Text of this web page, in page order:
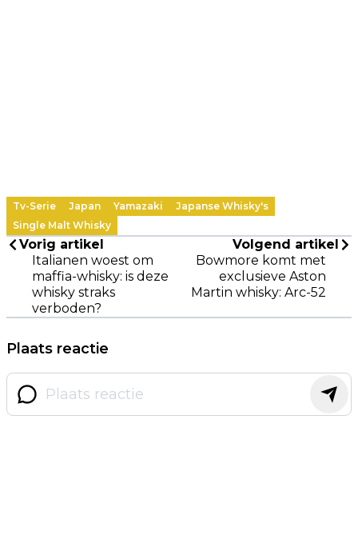
Tv-Serie Japan Yamazaki
Japanse Whisky's
Single Malt Whisky
Vorig artikel
Italianen woest om
maffia-whisky: is deze
whisky straks
verboden?
Volgend artikel
Bowmore komt met
exclusieve Aston
Martin whisky: Arc-52
Plaats reactie